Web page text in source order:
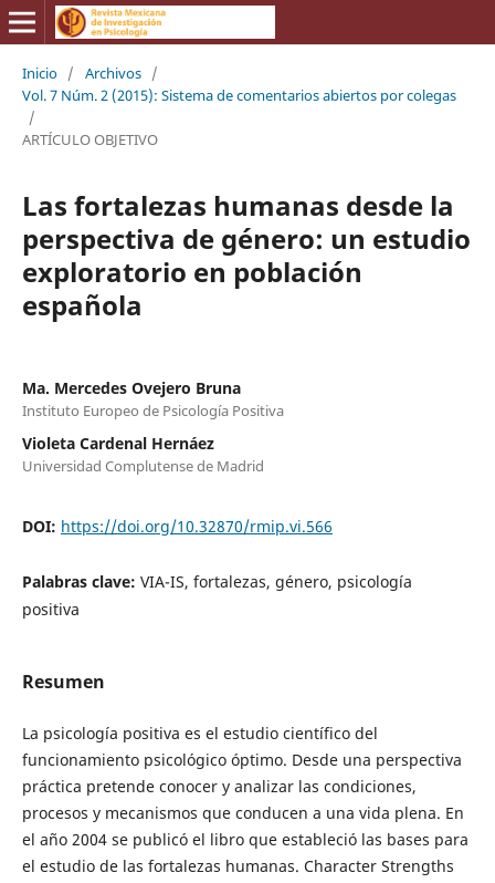
Inicio / Archivos /
Vol. 7 Núm. 2 (2015): Sistema de comentarios abiertos por colegas
/
ARTÍCULO OBJETIVO
Las fortalezas humanas desde la
perspectiva de género: un estudio
exploratorio en población
española
Ma. Mercedes Ovejero Bruna
Instituto Europeo de Psicología Positiva
Violeta Cardenal Hernáez
Universidad Complutense de Madrid
DOI: https://doi.org/10.32870/rmip.vi.566
Palabras clave: VIA-IS, fortalezas, género, psicología
positiva
Resumen
La psicología positiva es el estudio científico del
funcionamiento psicológico óptimo. Desde una perspectiva
práctica pretende conocer y analizar las condiciones,
procesos y mecanismos que conducen a una vida plena. En
el año 2004 se publicó el libro que estableció las bases para
el estudio de las fortalezas humanas. Character Strengths